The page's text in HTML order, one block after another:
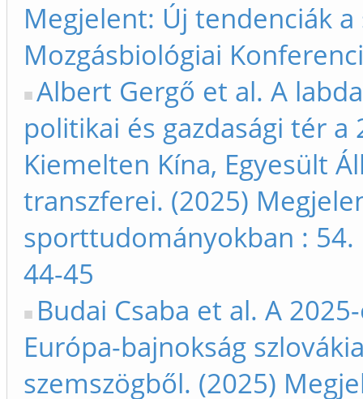
Megjelent: Új tendenciák
Mozgásbiológiai
Albert Gergő et al. A
politikai és gazdasági tér
Kiemelten Kína, Egyesült
transzferei. (2025)
sporttudományokban :
44-45
Budai Csaba et al. A
Európa-bajnokság
szemszögből. (2025)